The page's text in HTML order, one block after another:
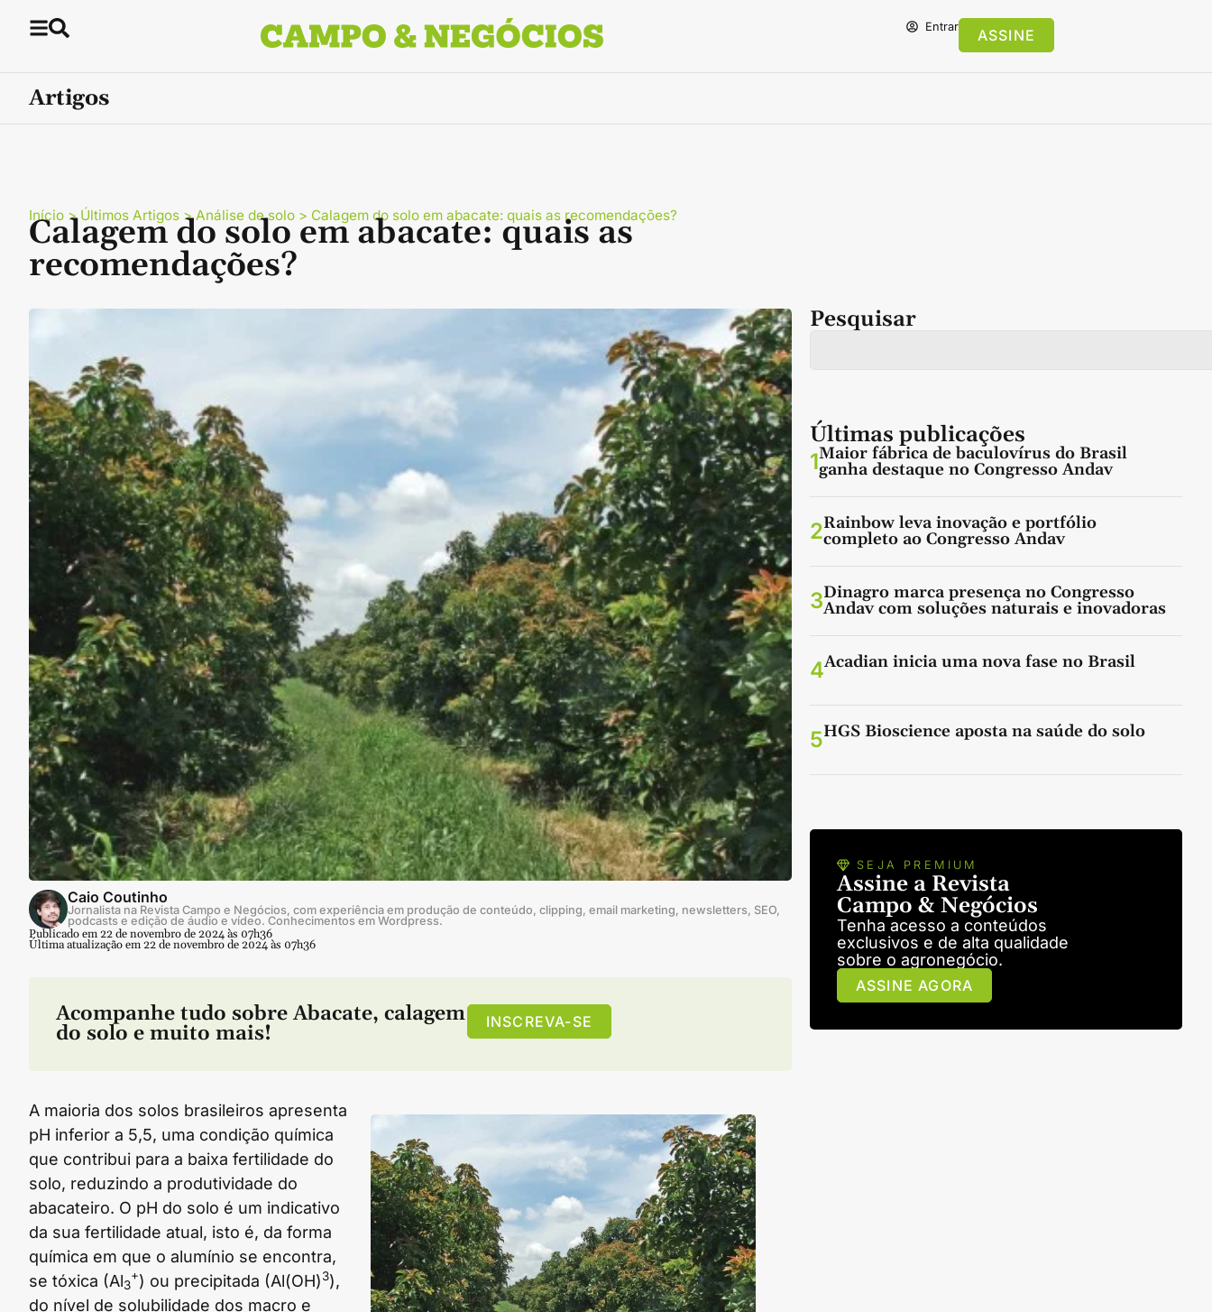
Entrar ASSINE
Artigos
Início >Últimos Artigos >Análise de solo > Calagem do solo em abacate: quais as recomendações?
Calagem do solo em abacate: quais as
recomendações?
Caio Coutinho
Jornalista na Revista Campo e Negócios, com experiência em produção de conteúdo, clipping, email marketing, newsletters, SEO,
podcasts e edição de áudio e vídeo. Conhecimentos em Wordpress.
Publicado em 22 de novembro de 2024 às 07h36
Última atualização em 22 de novembro de 2024 às 07h36
Acompanhe tudo sobre Abacate, calagem
do solo e muito mais! INSCREVA-SE
A maioria dos solos brasileiros apresenta
pH inferior a 5,5, uma condição química
que contribui para a baixa fertilidade do
solo, reduzindo a produtividade do
abacateiro. O pH do solo é um indicativo
da sua fertilidade atual, isto é, da forma
química em que o alumínio se encontra,
se tóxica (Al3
+) ou precipitada (Al(OH)3),
do nível de solubilidade dos macro e
Pesquisar
Últimas publicações
1Maior fábrica de baculovírus do Brasil
ganha destaque no Congresso Andav
2Rainbow leva inovação e portfólio
completo ao Congresso Andav
3Dinagro marca presença no Congresso
Andav com soluções naturais e inovadoras
4Acadian inicia uma nova fase no Brasil
5HGS Bioscience aposta na saúde do solo
SEJA PREMIUM
Assine a Revista
Campo & Negócios
Tenha acesso a conteúdos
exclusivos e de alta qualidade
sobre o agronegócio.
ASSINE AGORA